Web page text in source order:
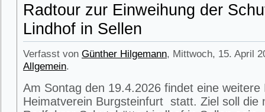
Radtour zur Einweihung der
Lindhof in Sellen
Verfasst von Günther Hilgemann, Mittwoch, 15. April
Allgemein.
Am Sontag den 19.4.2026 findet eine weitere
Heimatverein Burgsteinfurt statt. Ziel soll die